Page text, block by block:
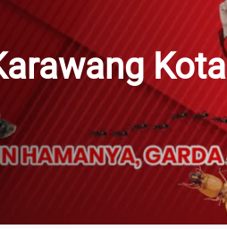
Kota